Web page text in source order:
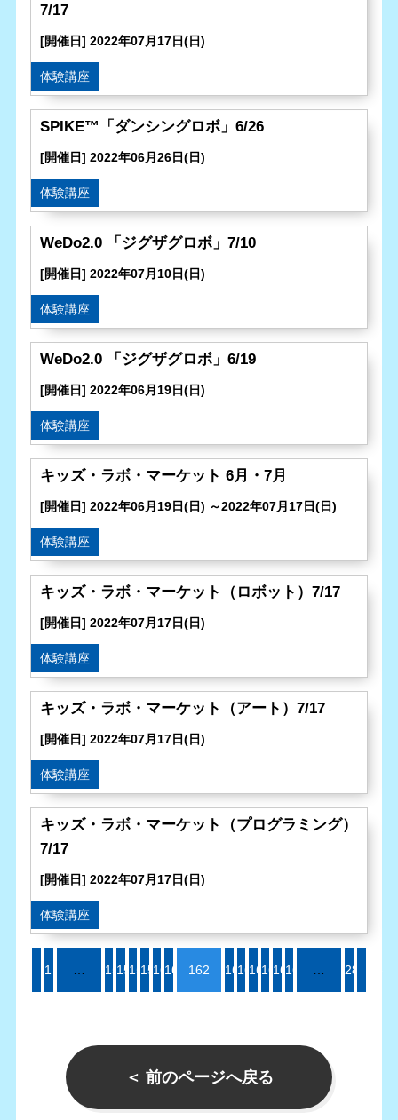
7/17
[開催日] 2022年07月17日(日)
体験講座
SPIKE™「ダンシングロボ」6/26
[開催日] 2022年06月26日(日)
体験講座
WeDo2.0 「ジグザグロボ」7/10
[開催日] 2022年07月10日(日)
体験講座
WeDo2.0 「ジグザグロボ」6/19
[開催日] 2022年06月19日(日)
体験講座
キッズ・ラボ・マーケット 6月・7月
[開催日] 2022年06月19日(日) ～2022年07月17日(日)
体験講座
キッズ・ラボ・マーケット（ロボット）7/17
[開催日] 2022年07月17日(日)
体験講座
キッズ・ラボ・マーケット（アート）7/17
[開催日] 2022年07月17日(日)
体験講座
キッズ・ラボ・マーケット（プログラミング）
7/17
[開催日] 2022年07月17日(日)
体験講座
1 156157158159160161 162 163164165166167168 288
＜ 前のページへ戻る